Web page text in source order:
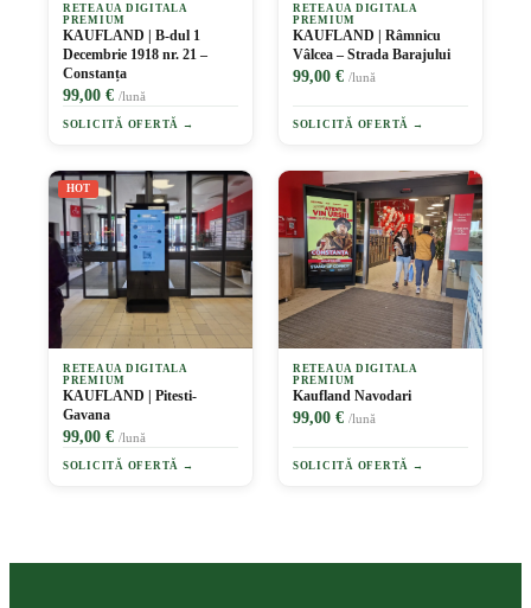
RETEAUA DIGITALA
PREMIUM
KAUFLAND | B-dul 1
Decembrie 1918 nr. 21 –
Constanța
99,00 € /lună
SOLICITĂ OFERTĂ →
RETEAUA DIGITALA
PREMIUM
KAUFLAND | Râmnicu
Vâlcea – Strada Barajului
99,00 € /lună
SOLICITĂ OFERTĂ →
HOT
RETEAUA DIGITALA
PREMIUM
KAUFLAND | Pitesti-
Gavana
99,00 € /lună
SOLICITĂ OFERTĂ →
RETEAUA DIGITALA
PREMIUM
Kaufland Navodari
99,00 € /lună
SOLICITĂ OFERTĂ →